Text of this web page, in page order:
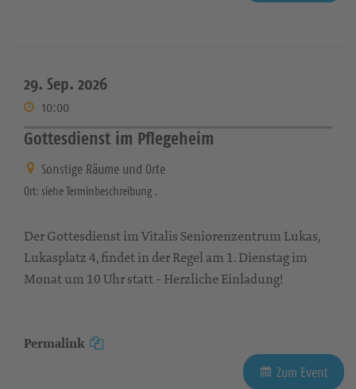
29. Sep. 2026
10:00
Gottesdienst im Pflegeheim
Sonstige Räume und Orte
Ort: siehe Terminbeschreibung .
Der Gottesdienst im Vitalis Seniorenzentrum Lukas,
Lukasplatz 4, findet in der Regel am 1. Dienstag im
Monat um 10 Uhr statt - Herzliche Einladung!
Permalink
Zum Event